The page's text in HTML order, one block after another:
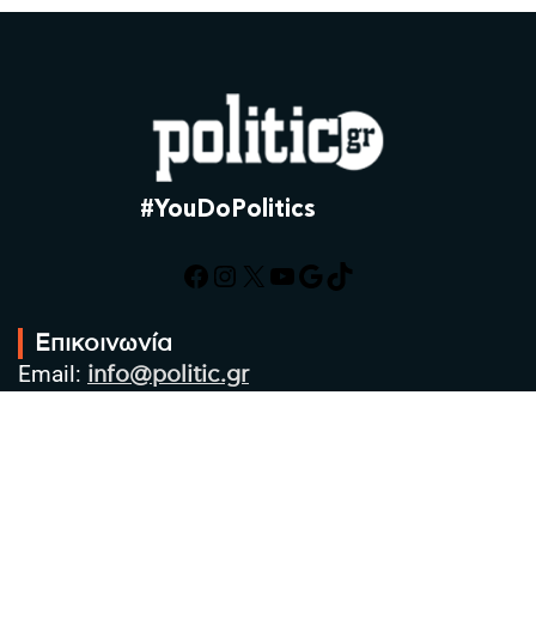
#YouDoPolitics
Facebook
Instagram
X YouTube
Google
TikTok
Επικοινωνία
Email: info@politic.gr